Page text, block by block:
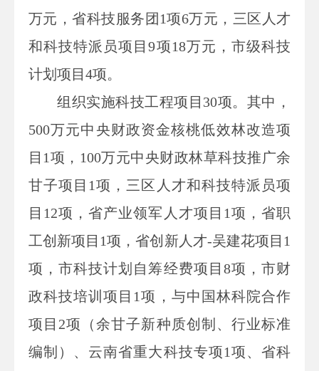
万元，省科技服务团1项6万元，三区人才
和科技特派员项目9项18万元，市级科技
计划项目4项。
组织实施科技工程项目30项。其中，
500万元中央财政资金核桃低效林改造项
目1项，100万元中央财政林草科技推广余
甘子项目1项，三区人才和科技特派员项
目12项，省产业领军人才项目1项，省职
工创新项目1项，省创新人才-吴建花项目1
项，市科技计划自筹经费项目8项，市财
政科技培训项目1项，与中国林科院合作
项目2项（余甘子新种质创制、行业标准
编制）、云南省重大科技专项1项、省科